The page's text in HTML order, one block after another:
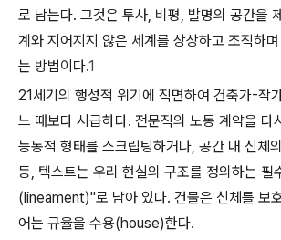
로 남는다. 그것은 투사, 비평, 발명의 공간을
계와 지어지지 않은 세계를 상상하고 조직하
는 방법이다.1
21세기의 행성적 위기에 직면하여 건축가-작
느 때보다 시급하다. 전문직의 노동 계약을 다
능동적 형태를 스크립팅하거나, 공간 내 신체
등, 텍스트는 우리 현실의 구조를 정의하는 필
(lineament)"로 남아 있다. 건물은 신체를 보
어는 규율을 수용(house)한다.